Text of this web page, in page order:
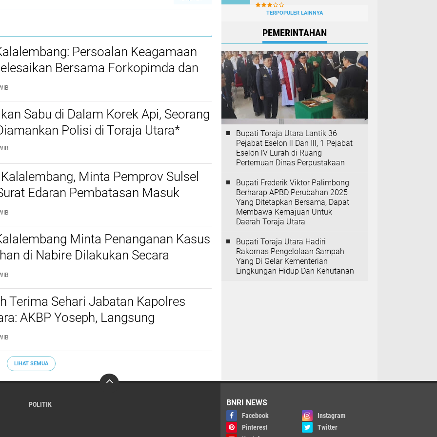
Persoalan Keagamaan
Bersama Forkopimda dan
Sabu di Dalam Korek Api, Seorang
Polisi di Toraja Utara*
Minta Pemprov Sulsel
Edaran Pembatasan Masuk
Tana Toraja dan Toraja
Minta Penanganan Kasus
di Nabire Dilakukan Secara
dan Sesuai Prosedur Hukum
Terima Sehari Jabatan Kapolres
AKBP Yoseph, Langsung
URC Resmob SatReskrim Tangkap
Seksual Anak
LIHAT SEMUA
TERPOPULER LAINNYA
PEMERINTAHAN
Bupati Toraja Utara Lantik 36
Pejabat Eselon ll Dan Ill, 1 Pejabat
Eselon lV Lurah di Ruang
Pertemuan Dinas Perpustakaan
Bupati Frederik Viktor Palimbong
Berharap APBD Perubahan 2025
Yang Ditetapkan Bersama, Dapat
Membawa Kemajuan Untuk
Daerah Toraja Utara
Bupati Toraja Utara Hadiri
Rakornas Pengelolaan Sampah
Yang Di Gelar Kementerian
Lingkungan Hidup Dan Kehutanan
POLITIK BNRI NEWS
Facebook
Instagram
Pinterest
Twitter